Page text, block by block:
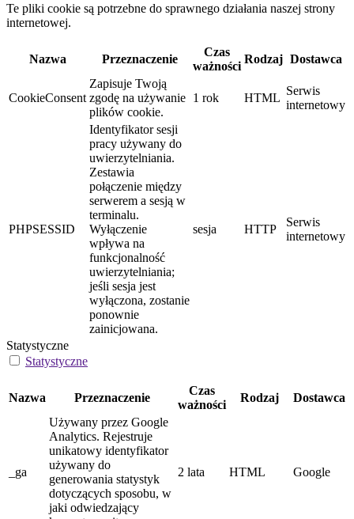
Te pliki cookie są potrzebne do sprawnego działania naszej strony
internetowej.
Nazwa Przeznaczenie
Czas
ważności
Rodzaj Dostawca
CookieConsent
Zapisuje Twoją
zgodę na używanie
plików cookie.
1 rok HTML
Serwis
internetowy
PHPSESSID
Identyfikator sesji
pracy używany do
uwierzytelniania.
Zestawia
połączenie między
serwerem a sesją w
terminalu.
Wyłączenie
wpływa na
funkcjonalność
uwierzytelniania;
jeśli sesja jest
wyłączona, zostanie
ponownie
zainicjowana.
sesja HTTP
Serwis
internetowy
Statystyczne
Statystyczne
Nazwa Przeznaczenie
Czas
ważności
Rodzaj Dostawca
_ga
Używany przez Google
Analytics. Rejestruje
unikatowy identyfikator
używany do
generowania statystyk
dotyczących sposobu, w
jaki odwiedzający
2 lata HTML Google